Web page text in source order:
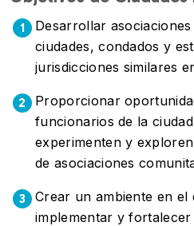
1
Desarrollar
ciudades, condados y
jurisdicciones similares
2
Proporcionar
funcionarios de la
experimenten y
de asociaciones
3
Crear un ambiente en el
implementar y